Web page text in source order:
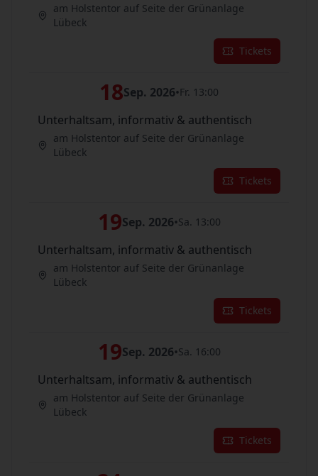
am Holstentor auf Seite der Grünanlage
Lübeck
Tickets
18Sep. 2026•Fr. 13:00
Unterhaltsam, informativ & authentisch
am Holstentor auf Seite der Grünanlage
Lübeck
Tickets
19Sep. 2026•Sa. 13:00
Unterhaltsam, informativ & authentisch
am Holstentor auf Seite der Grünanlage
Lübeck
Tickets
19Sep. 2026•Sa. 16:00
Unterhaltsam, informativ & authentisch
am Holstentor auf Seite der Grünanlage
Lübeck
Tickets